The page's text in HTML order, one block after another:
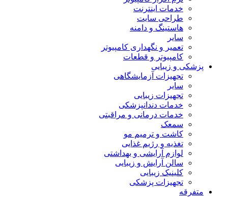
خدمات اینترنت
طراحی سایت
هاستینگ و دامنه
سایر
تعمیر و نگهداری کامپیوتر
کامپیوتر و قطعات
پزشکی و زیبایی
تجهیزات آزمایشگاهی
سایر
تجهیزات زیبایی
خدمات دندانپزشکی
خدمات درمانی و مراقبتی
سمعک
کاشت و ترمیم مو
تغذیه و رژیم غذایی
لوازم آرایشی و بهداشتی
سالن آرایش و زیبایی
کلینیک زیبایی
تجهیزات پزشکی
متفرقه